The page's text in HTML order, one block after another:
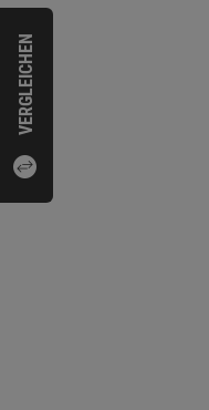
VERGLEICHEN